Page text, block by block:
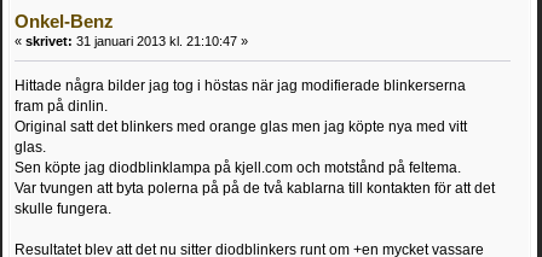
Onkel-Benz
« skrivet: 31 januari 2013 kl. 21:10:47 »
Hittade några bilder jag tog i höstas när jag modifierade blinkerserna
fram på dinlin.
Original satt det blinkers med orange glas men jag köpte nya med vitt
glas.
Sen köpte jag diodblinklampa på kjell.com och motstånd på feltema.
Var tvungen att byta polerna på på de två kablarna till kontakten för att det
skulle fungera.
Resultatet blev att det nu sitter diodblinkers runt om +en mycket vassare